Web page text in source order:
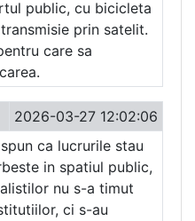
public, cu bicicleta
prin satelit.
care sa
2026-03-27 12:02:06
ca lucrurile stau
in spatiul public,
nu s-a timut
ci s-au